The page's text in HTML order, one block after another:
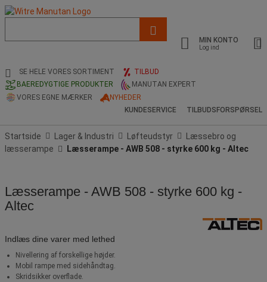
og
søgehistorik
MIN KONTO
Log ind
SE HELE VORES SORTIMENT
TILBUD
BAEREDYGTIGE PRODUKTER
MANUTAN EXPERT
VORES EGNE MÆRKER
NYHEDER
KUNDESERVICE
TILBUDSFORSPØRSEL
Startside Lager & Industri Løfteudstyr
Læssebro og
læsserampe
Læsserampe - AWB 508 - styrke 600 kg - Altec
Læsserampe - AWB 508 - styrke 600 kg -
Altec
Indlæs dine varer med lethed
Nivellering af forskellige højder.
Mobil rampe med sidehåndtag.
Skridsikker overflade.